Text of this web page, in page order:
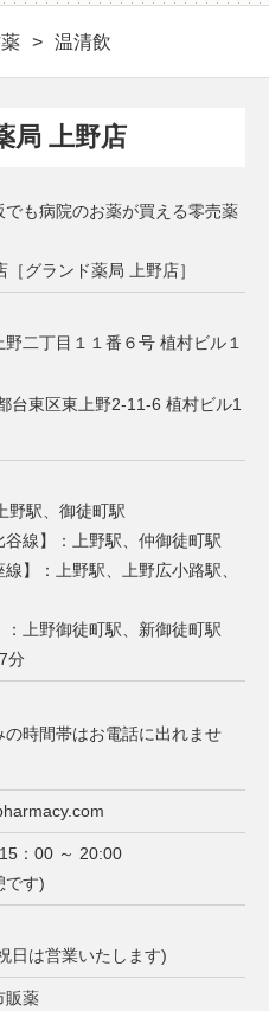
温清飲
局 上野店
でも病院のお薬が買える零売薬
グランド薬局 上野店］
二丁目１１番６号 植村ビル１
台東区東上野2-11-6 植村ビル1
野駅、御徒町駅
谷線】：上野駅、仲御徒町駅
線】：上野駅、上野広小路駅、
：上野御徒町駅、新御徒町駅
分
時間帯はお電話に出れませ
：00 ～ 20:00
です)
日は営業いたします)
販薬